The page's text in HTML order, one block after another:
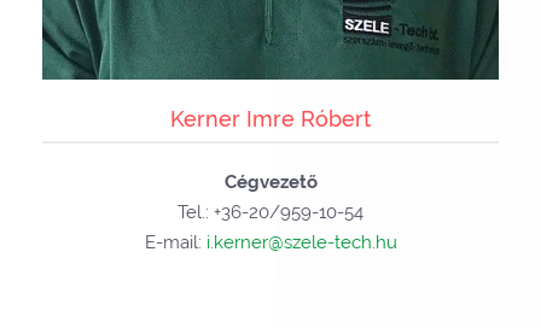
Kerner Imre Róbert
Cégvezető
Tel.: +36-20/959-10-54
E-mail: i.kerner@szele-tech.hu